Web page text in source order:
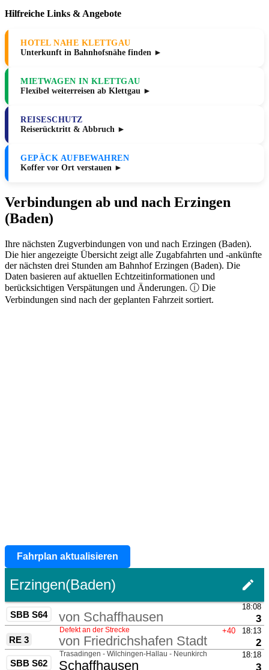
Hilfreiche Links & Angebote
HOTEL NAHE KLETTGAU
Unterkunft in Bahnhofsnähe finden ►
MIETWAGEN IN KLETTGAU
Flexibel weiterreisen ab Klettgau ►
REISESCHUTZ
Reiserücktritt & Abbruch ►
GEPÄCK AUFBEWAHREN
Koffer vor Ort verstauen ►
Verbindungen ab und nach Erzingen
(Baden)
Ihre nächsten Zugverbindungen von und nach Erzingen (Baden).
Die hier angezeigte Übersicht zeigt alle Zugabfahrten und -ankünfte
der nächsten drei Stunden am Bahnhof Erzingen (Baden). Die
Daten basieren auf aktuellen Echtzeitinformationen und
berücksichtigen Verspätungen und Änderungen. ⓘ Die
Verbindungen sind nach der geplanten Fahrzeit sortiert.
Fahrplan aktualisieren